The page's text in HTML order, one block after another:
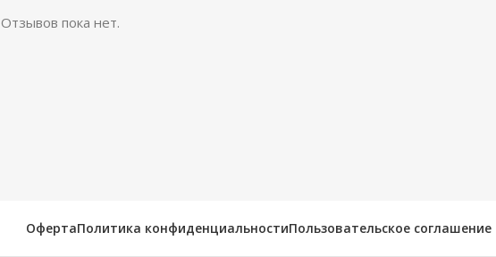
Отзывов пока нет.
ОфертаПолитика конфиденциальностиПользовательское соглашение